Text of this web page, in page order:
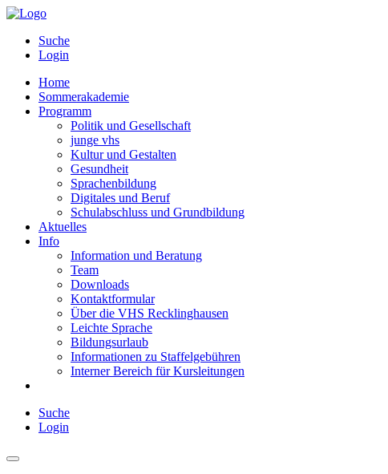
Suche
Login
Home
Sommerakademie
Programm
Politik und Gesellschaft
junge vhs
Kultur und Gestalten
Gesundheit
Sprachenbildung
Digitales und Beruf
Schulabschluss und Grundbildung
Aktuelles
Info
Information und Beratung
Team
Downloads
Kontaktformular
Über die VHS Recklinghausen
Leichte Sprache
Bildungsurlaub
Informationen zu Staffelgebühren
Interner Bereich für Kursleitungen
Suche
Login